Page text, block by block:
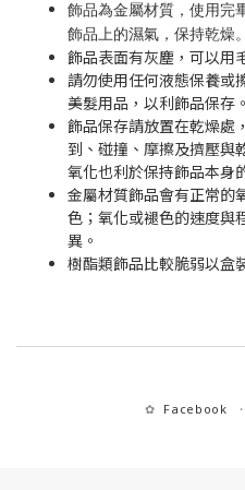
飾品為金屬材質，使用完
飾品上的濕氣，保持乾燥。
飾品表面有灰塵，可以用
請勿使用任何液態保養或
美髮用品，以利飾品保存。
飾品保存請放置在乾燥處
到、碰撞、摩擦及擠壓與
氧化也利於保持飾品本身
金屬材質飾品會有正常的
色；氧化或褪色的速度與
異。
樹酯類飾品比較脆弱以盒
✿ Facebook